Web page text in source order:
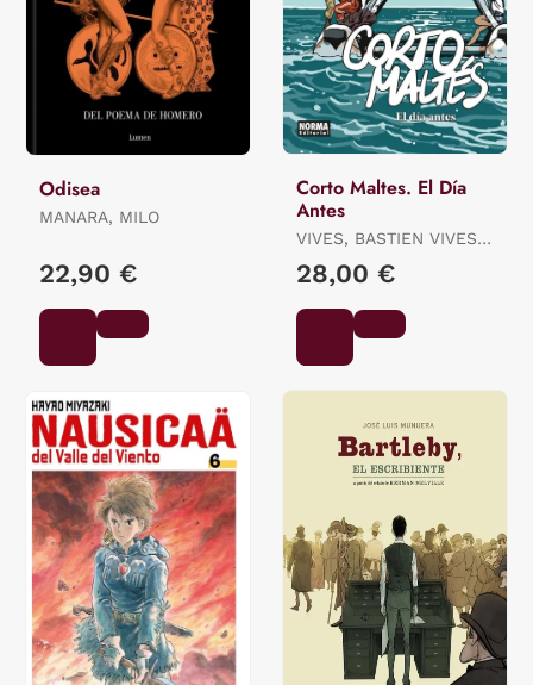
Odisea
MANARA, MILO
22,90 €
Corto Maltes. El Día
Antes
VIVES, BASTIEN VIVES /
28,00 €